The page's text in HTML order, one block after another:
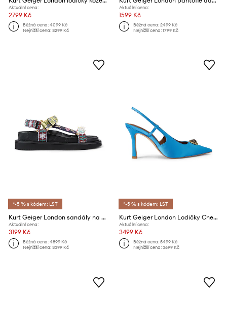
Aktuální cena:
2799 Kč
Běžná cena:4099 Kč
Nejnižší cena:3299 Kč
Aktuální cena:
1599 Kč
Běžná cena:2499 Kč
Nejnižší cena:1799 Kč
*-5 % s kódem: LST
Kurt Geiger London sandály na plochém podpatku dámské Orson Sandal
Aktuální cena:
3199 Kč
Běžná cena:4899 Kč
Nejnižší cena:3399 Kč
*-5 % s kódem: LST
Kurt Geiger London Lodičky Chelsea Point Slingback
Aktuální cena:
3499 Kč
Běžná cena:5499 Kč
Nejnižší cena:3699 Kč